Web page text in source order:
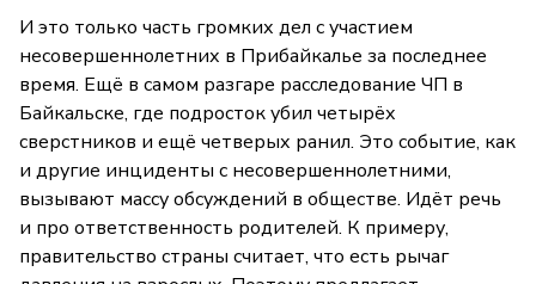
И это только часть громких дел с участием
несовершеннолетних в Прибайкалье за последнее
время. Ещё в самом разгаре расследование ЧП в
Байкальске, где подросток убил четырёх
сверстников и ещё четверых ранил. Это событие, как
и другие инциденты с несовершеннолетними,
вызывают массу обсуждений в обществе. Идёт речь
и про ответственность родителей. К примеру,
правительство страны считает, что есть рычаг